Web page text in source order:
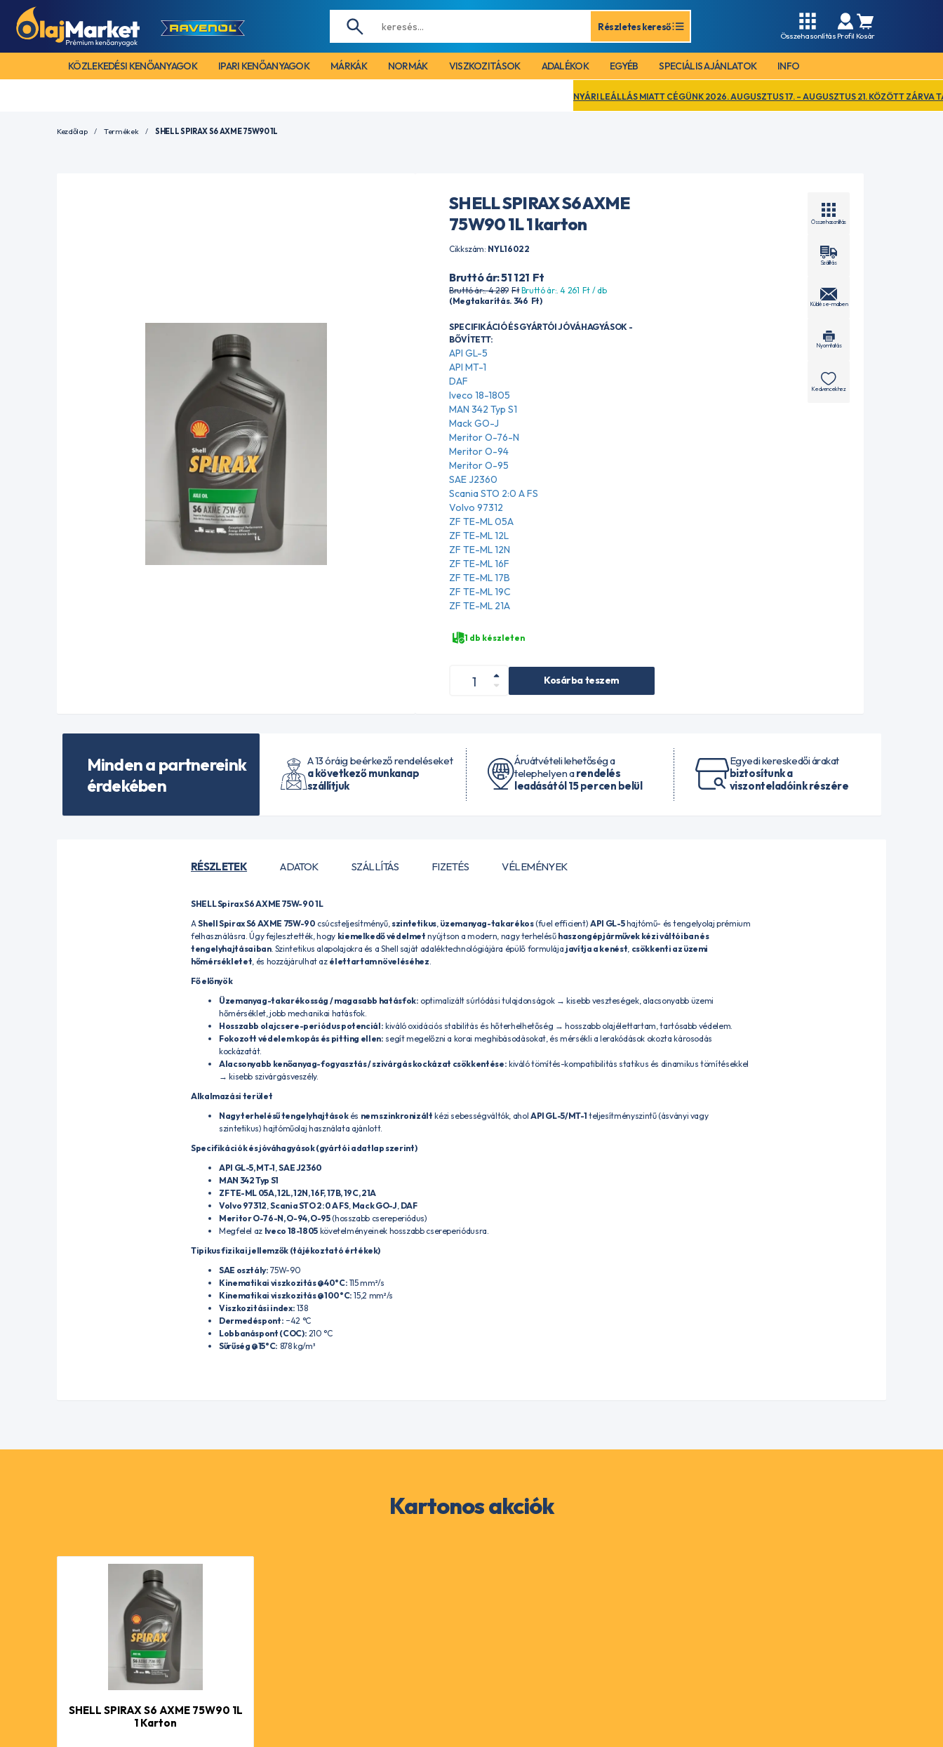
Részletes kereső
Összehasonlítás Profil Kosár
KÖZLEKEDÉSI KENŐANYAGOK IPARI KENŐANYAGOK MÁRKÁK NORMÁK VISZKOZITÁSOK ADALÉKOK EGYÉB SPECIÁLIS AJÁNLATOK INFO
NYÁRI LEÁLLÁS MIATT CÉGÜNK 2026. AUGUSZTUS 17. – AUGUSZTUS 21. KÖZÖTT ZÁRVA TART. EZ IDŐ
Kezdőlap Termékek SHELL SPIRAX S6 AXME 75W90 1L
SHELL SPIRAX S6 AXME
75W90 1L 1 karton
Cikkszám: NYL16022
Bruttó ár: 51 121 Ft
Bruttó ár:. 4 289 FtBruttó ár:. 4 261 Ft/ db
(Megtakarítás. 346 Ft)
SPECIFIKÁCIÓ ÉS GYÁRTÓI JÓVÁHAGYÁSOK -
BŐVÍTETT:
API GL-5
API MT-1
DAF
Iveco 18-1805
MAN 342 Typ S1
Mack GO-J
Meritor O-76-N
Meritor O-94
Meritor O-95
SAE J2360
Scania STO 2:0 A FS
Volvo 97312
ZF TE-ML 05A
ZF TE-ML 12L
ZF TE-ML 12N
ZF TE-ML 16F
ZF TE-ML 17B
ZF TE-ML 19C
ZF TE-ML 21A
1 db készleten
Kosárba teszem
Összehasonlítás
Szállítás
Küldés e-mailben
Nyomtatás
Kedvencekhez
Minden a partnereink
érdekében
A 13 óráig beérkező rendeléseket
a következő munkanap
szállítjuk
Áruátvételi lehetőség a
telephelyen arendelés
leadásától 15 percen belül
Egyedi kereskedői árakat
biztosítunk a
viszonteladóink részére
RÉSZLETEK ADATOK SZÁLLÍTÁS FIZETÉS VÉLEMÉNYEK
SHELL Spirax S6 AXME 75W-90 1L
AShell Spirax S6 AXME 75W-90 csúcsteljesítményű,szintetikus, üzemanyag-takarékos(fuel efficient)API GL-5hajtómű- és tengelyolaj prémium
felhasználásra. Úgy fejlesztették, hogy kiemelkedő védelmet nyújtson a modern, nagy terhelésű haszongépjárművek kézi váltóiban és
tengelyhajtásaiban. Szintetikus alapolajokra és a Shell saját adaléktechnológiájára épülő formulája javítja a kenést, csökkenti az üzemi
hőmérsékletet, és hozzájárulhat az élettartam növeléséhez.
Fő előnyök
Üzemanyag-takarékosság / magasabb hatásfok: optimalizált súrlódási tulajdonságok → kisebb veszteségek, alacsonyabb üzemi
hőmérséklet, jobb mechanikai hatásfok.
Hosszabb olajcsere-periódus potenciál: kiváló oxidációs stabilitás és hőterhelhetőség → hosszabb olajélettartam, tartósabb védelem.
Fokozott védelem kopás és pitting ellen: segít megelőzni a korai meghibásodásokat, és mérsékli a lerakódások okozta károsodás
kockázatát.
Alacsonyabb kenőanyag-fogyasztás / szivárgás kockázat csökkentése: kiváló tömítés-kompatibilitás statikus és dinamikus tömítésekkel
→ kisebb szivárgásveszély.
Alkalmazási terület
Nagy terhelésű tengelyhajtásokés nem szinkronizált kézi sebességváltók, ahol API GL-5/MT-1 teljesítményszintű (ásványi vagy
szintetikus) hajtóműolaj használata ajánlott.
Specifikációk és jóváhagyások (gyártói adatlap szerint)
API GL-5, MT-1,SAE J2360
MAN 342 Typ S1
ZF TE-ML 05A, 12L, 12N, 16F, 17B, 19C, 21A
Volvo 97312,Scania STO 2:0 A FS, Mack GO-J, DAF
Meritor O-76-N, O-94, O-95(hosszabb csereperiódus)
Megfelel az Iveco 18-1805 követelményeinek hosszabb csereperiódusra.
Tipikus fizikai jellemzők (tájékoztató értékek)
SAE osztály: 75W-90
Kinematikai viszkozitás @40°C: 115 mm²/s
Kinematikai viszkozitás @100°C: 15,2 mm²/s
Viszkozitási index: 138
Dermedéspont: −42 °C
Lobbanáspont (COC): 210 °C
Sűrűség @15°C: 878 kg/m³
Kartonos akciók
SHELL SPIRAX S6 AXME 75W90 1L
1 Karton